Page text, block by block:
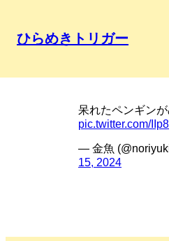
ひらめきトリガー
呆れたペンギン
pic.twitter.com/
— 金魚
15, 2024